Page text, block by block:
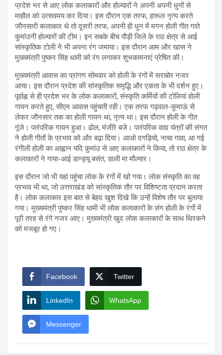
प्रदेश भर से आए लोक कलाकारों और होल्यारों ने अपनी अपनी धुनों से
माहौल को उत्सवमय कर दिया। इस दौरान एक तरफ, हारूल नृत्य करते
जौनसारी कलाकार थे तो दूसरी तरफ, अपनी ही धुन में मगन होली गीत गाते
कुमांउनी होल्यारों की टीम। इन सबके बीच पौड़ी जिले के राठ क्षेत्र से आई
सांस्कृतिक टोली ने भी अपना रंग जमाया। इस दौरान आम और खास ने
मुख्यमंत्री पुष्कर सिंह धामी को रंग लगाकर शुभकामनाएं प्रेषित की।
मुख्यमंत्री आवास का प्रांगण सोमवार को होली के रंगों में सराबोर नजर
आया। इस दौरान प्रदेश की सांस्कृतिक समृद्धि और एकता के भी दर्शन हुए।
पूर्वाह्न से ही प्रदेश भर के लोक कलाकारों, संस्कृति कर्मियों की टोलियां होली
गायन करते हुए, सीएम आवास पहुंचती रही। एक तरफ गढ़वाल-कुमाऊं से
लेकर जौनसार तक का होली गायन था, नृत्य था। इस दौरान होली के गीत
गूंजे। पारंपरिक गायन हुआ। ढोल, मंजीरे बजे। पारंपरिक वाद्य यंत्रों की संगत
ने होली गीतों के प्रभाव को और बढ़ा दिया। आओ दगड़ियो, नाचा गावा, आ गई
रंगीली होली का आह्वान यदि कुमांउ से आए कलाकारों ने किया, तो राठ क्षेत्र के
कलाकारों ने गाया-आई डान्ड्यू बसंत, डाली मा मौल्यार।
इस दौरान जो भी यहां पहुंचा लोक के रंगों में खो गया। लोक संस्कृति का वह
प्रभाव भी था, जो उत्तराखंड को सांस्कृतिक तौर पर विशिष्टता प्रदान करता
है। लोक कलाकार इस बात से बेहद खुश दिखे कि उन्हें विशेष तौर पर बुलाया
गया। मुख्यमंत्री पुष्कर सिंह धामी भी लोक कलाकारों के संग होली के रंगों में
पूरी तरह से रंगे नजर आए। मुख्यमंत्री खुद लोक कलाकारों के साथ थिरकने
को मजबूर हो गए।
Facebook Twitter
LinkedIn WhatsApp
Messenger